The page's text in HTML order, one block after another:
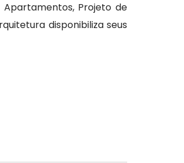
Projeto de
disponibiliza seus